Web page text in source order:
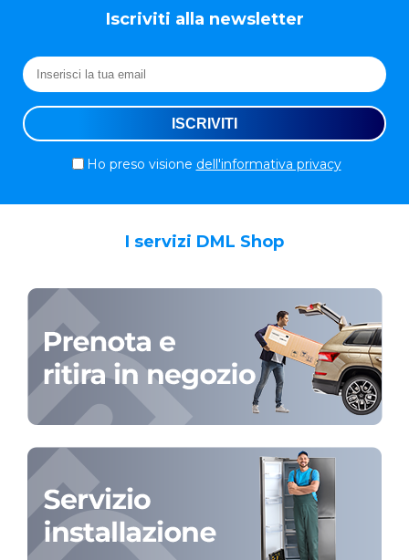
Iscriviti alla newsletter
Ho preso visione dell'informativa privacy
I servizi DML Shop